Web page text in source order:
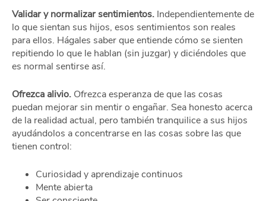
Validar y normalizar sentimientos. Independientemente de
lo que sientan sus hijos, esos sentimientos son reales
para ellos. Hágales saber que entiende cómo se sienten
repitiendo lo que le hablan (sin juzgar) y diciéndoles que
es normal sentirse así.
Ofrezca alivio. Ofrezca esperanza de que las cosas
puedan mejorar sin mentir o engañar. Sea honesto acerca
de la realidad actual, pero también tranquilice a sus hijos
ayudándolos a concentrarse en las cosas sobre las que
tienen control:
Curiosidad y aprendizaje continuos
Mente abierta